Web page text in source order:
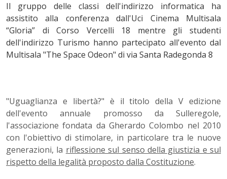
Il gruppo delle classi dell'indirizzo informatica ha
assistito alla conferenza dall'Uci Cinema Multisala
“Gloria” di Corso Vercelli 18 mentre gli studenti
dell'indirizzo Turismo hanno partecipato all'evento dal
Multisala "The Space Odeon" di via Santa Radegonda 8
"Uguaglianza e libertà?" è il titolo della V edizione
dell'evento annuale promosso da Sulleregole,
l'associazione fondata da Gherardo Colombo nel 2010
con l'obiettivo di stimolare, in particolare tra le nuove
generazioni, la riflessione sul senso della giustizia e sul
rispetto della legalità proposto dalla Costituzione.